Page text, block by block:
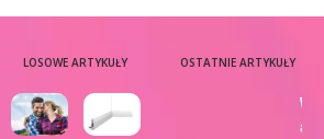
LOSOWE ARTYKUŁY OSTATNIE ARTYKUŁY
aj